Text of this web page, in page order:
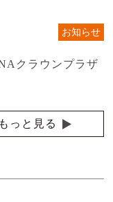
お知らせ
クラウンプラザ
もっと見る